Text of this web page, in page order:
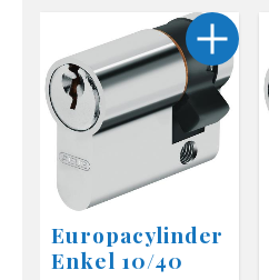
Europacylinder
Enkel 10/40